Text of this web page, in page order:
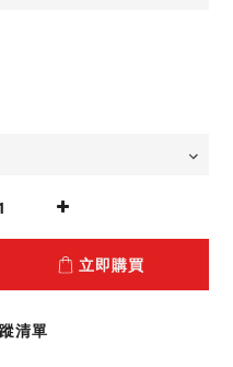
立即購買
清單